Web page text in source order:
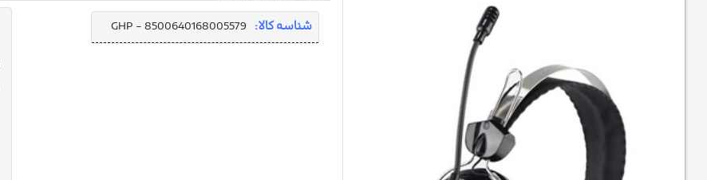
شناسه کالا: GHP - 8500640168005579